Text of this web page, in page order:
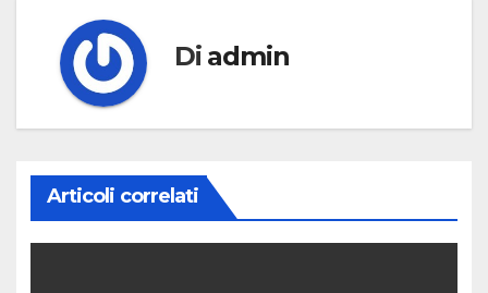
Di admin
Articoli correlati